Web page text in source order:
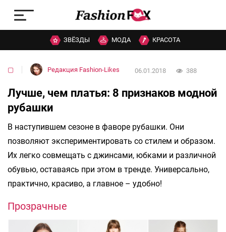
ЗВЁЗДЫ МОДА КРАСОТА
▢ Редакция Fashion-Likes 06.01.2018 388
Лучше, чем платья: 8 признаков модной
рубашки
В наступившем сезоне в фаворе рубашки. Они
позволяют экспериментировать со стилем и образом.
Их легко совмещать с джинсами, юбками и различной
обувью, оставаясь при этом в тренде. Универсально,
практично, красиво, а главное – удобно!
Прозрачные